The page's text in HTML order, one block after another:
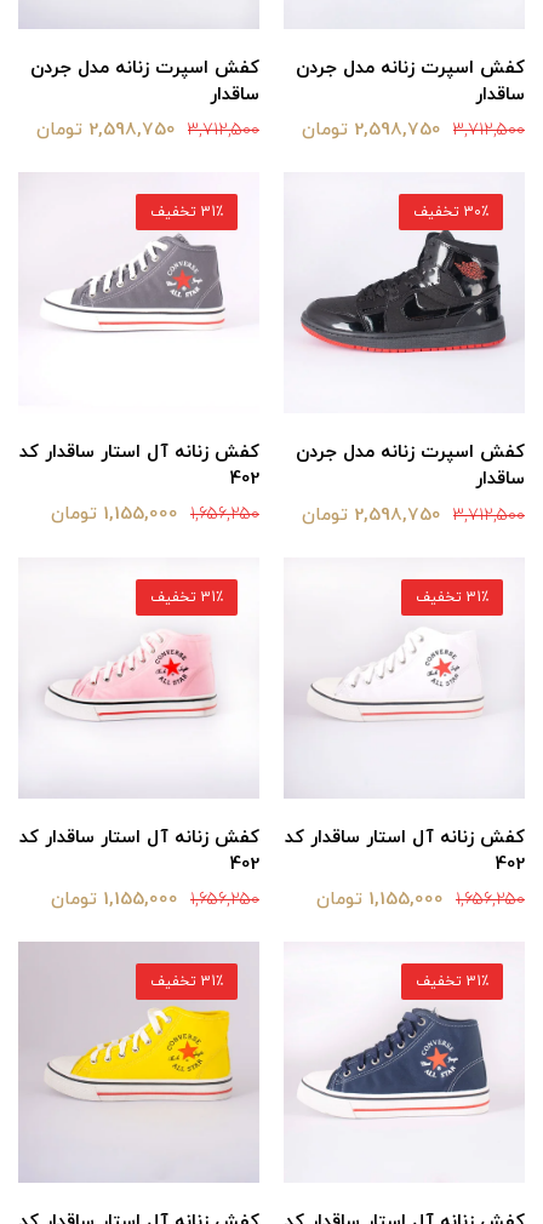
کفش اسپرت زنانه مدل جردن
ساقدار
3,712,500 2,598,750 تومان
کفش اسپرت زنانه مدل جردن
ساقدار
3,712,500 2,598,750 تومان
کفش اسپرت زنانه مدل جردن
ساقدار
3,712,500 2,598,750 تومان
30٪ تخفیف
کفش زنانه آل استار ساقدار کد
402
1,656,250 1,155,000 تومان
31٪ تخفیف
کفش زنانه آل استار ساقدار کد
402
1,656,250 1,155,000 تومان
31٪ تخفیف
کفش زنانه آل استار ساقدار کد
402
1,656,250 1,155,000 تومان
31٪ تخفیف
31٪ تخفیف 31٪ تخفیف